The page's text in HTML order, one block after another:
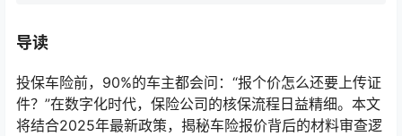
导读
投保车险前，90%的车主都会问：“报个价怎么还要上传证
件？”在数字化时代，保险公司的核保流程日益精细。本文
将结合2025年最新政策，揭秘车险报价背后的材料审查逻